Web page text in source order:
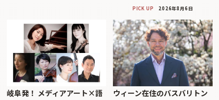
PICK UP 2026年8月6日
岐阜発！ メディアアート×語
ウィーン在住のバスバリトン